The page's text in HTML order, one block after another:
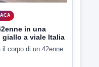
Procura S.Maria
giudizio per 54
di Santa